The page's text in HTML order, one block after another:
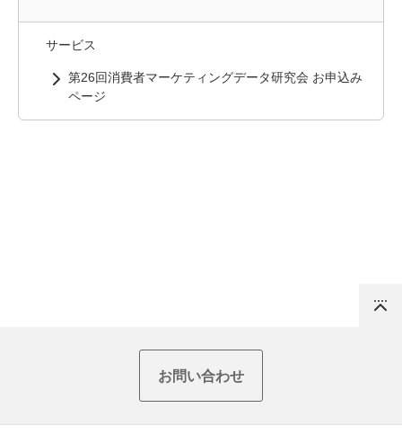
サービス
第26回消費者マーケティングデータ研究会 お申込み
ページ
お問い合わせ